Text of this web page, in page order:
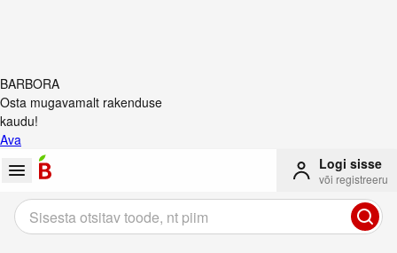
BARBORA
Osta mugavamalt rakenduse
kaudu!
Ava
Logi sisse
või registreeru